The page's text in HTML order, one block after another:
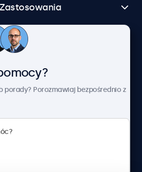
Zastosowania
klienta
porady? Porozmawiaj bezpośrednio z